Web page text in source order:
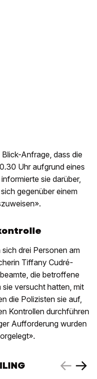
Anfrage, dass die
Uhr aufgrund eines
sie darüber,
gegenüber einem
drei Personen am
Tiffany Cudré-
die betroffene
sie versucht hatten, mit
die Polizisten sie auf,
Kontrollen durchführen
Aufforderung wurden